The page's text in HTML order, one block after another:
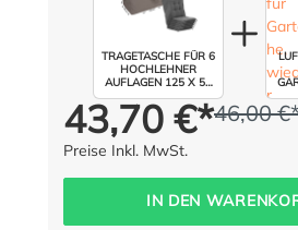
TRAGETASCHE FÜR 6
HOCHLEHNER
AUFLAGEN 125 X 50
H: 50 CM
Statt:
46,00
Preis für alle:
43,70 €*
Preise Inkl. MwSt.
IN DEN